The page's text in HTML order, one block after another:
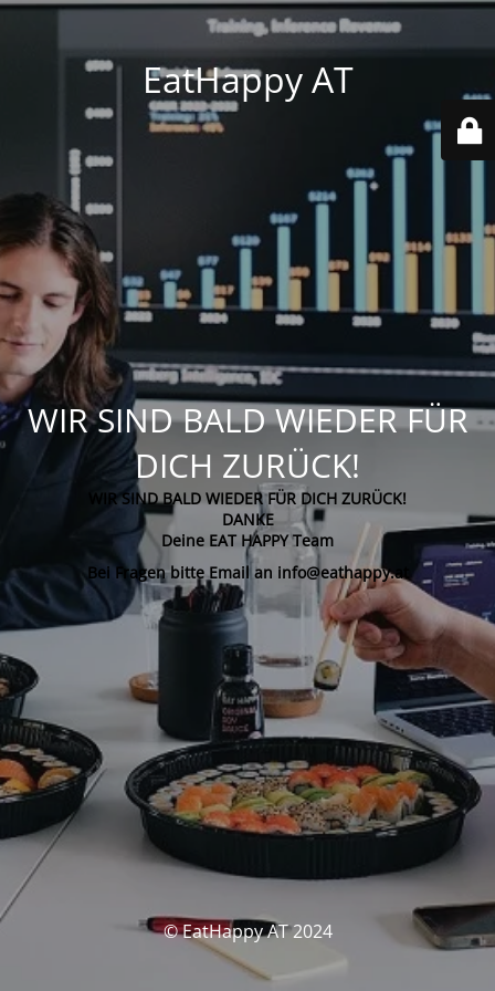
EatHappy AT
WIR SIND BALD WIEDER FÜR
DICH ZURÜCK!
WIR SIND BALD WIEDER FÜR DICH ZURÜCK!
DANKE
Deine EAT HAPPY Team
Bei Fragen bitte Email an info@eathappy.at
© EatHappy AT 2024